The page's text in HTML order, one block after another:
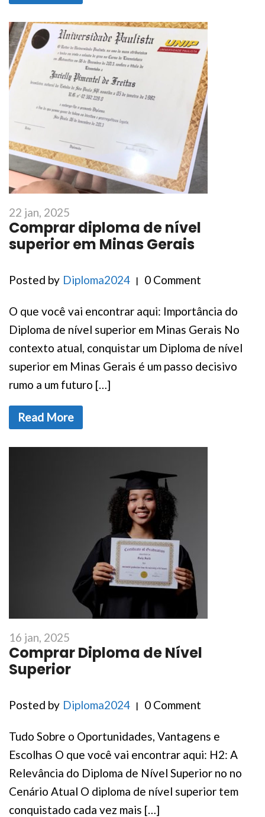
22 jan, 2025
Comprar diploma de nível
superior em Minas Gerais
Posted by Diploma2024 0 Comment
O que você vai encontrar aqui: Importância do
Diploma de nível superior em Minas Gerais No
contexto atual, conquistar um Diploma de nível
superior em Minas Gerais é um passo decisivo
rumo a um futuro […]
Read More
16 jan, 2025
Comprar Diploma de Nível
Superior
Posted by Diploma2024 0 Comment
Tudo Sobre o Oportunidades, Vantagens e
Escolhas O que você vai encontrar aqui: H2: A
Relevância do Diploma de Nível Superior no no
Cenário Atual O diploma de nível superior tem
conquistado cada vez mais […]